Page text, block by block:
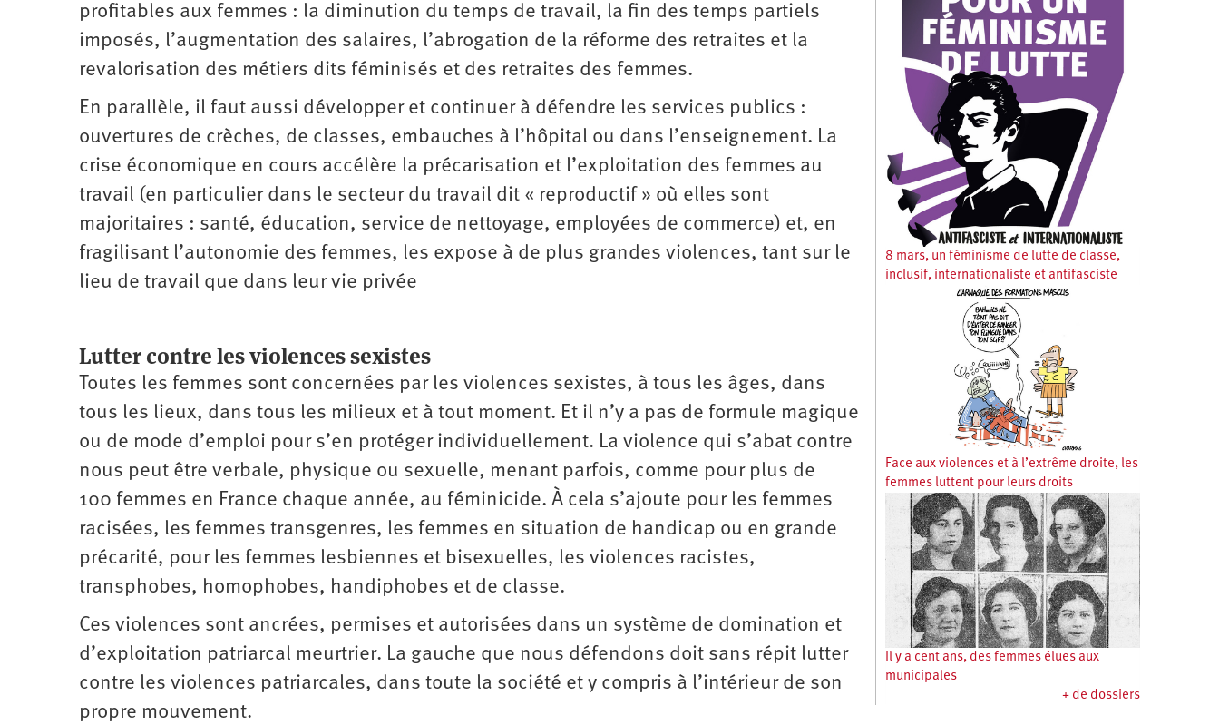
profitables aux femmes : la diminution du temps de travail, la fin des temps partiels
imposés, l’augmentation des salaires, l’abrogation de la réforme des retraites et la
revalorisation des métiers dits féminisés et des retraites des femmes.
En parallèle, il faut aussi développer et continuer à défendre les services publics :
ouvertures de crèches, de classes, embauches à l’hôpital ou dans l’enseignement. La
crise économique en cours accélère la précarisation et l’exploitation des femmes au
travail (en particulier dans le secteur du travail dit « reproductif » où elles sont
majoritaires : santé, éducation, service de nettoyage, employées de commerce) et, en
fragilisant l’autonomie des femmes, les expose à de plus grandes violences, tant sur le
lieu de travail que dans leur vie privée
Lutter contre les violences sexistes
Toutes les femmes sont concernées par les violences sexistes, à tous les âges, dans
tous les lieux, dans tous les milieux et à tout moment. Et il n’y a pas de formule magique
ou de mode d’emploi pour s’en protéger individuellement. La violence qui s’abat contre
nous peut être verbale, physique ou sexuelle, menant parfois, comme pour plus de
100 femmes en France chaque année, au féminicide. À cela s’ajoute pour les femmes
racisées, les femmes transgenres, les femmes en situation de handicap ou en grande
précarité, pour les femmes lesbiennes et bisexuelles, les violences racistes,
transphobes, homophobes, handiphobes et de classe.
Ces violences sont ancrées, permises et autorisées dans un système de domination et
d’exploitation patriarcal meurtrier. La gauche que nous défendons doit sans répit lutter
contre les violences patriarcales, dans toute la société et y compris à l’intérieur de son
propre mouvement.
8 mars, un féminisme de lutte de classe,
inclusif, internationaliste et antifasciste
Face aux violences et à l’extrême droite, les
femmes luttent pour leurs droits
Il y a cent ans, des femmes élues aux
municipales
+ de dossiers